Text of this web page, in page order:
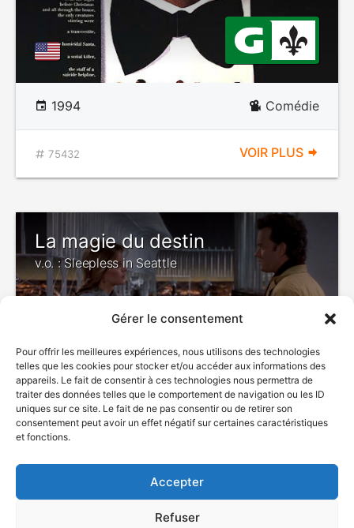
Gérer le consentement
Pour offrir les meilleures expériences, nous utilisons des technologies
telles que les cookies pour stocker et/ou accéder aux informations des
appareils. Le fait de consentir à ces technologies nous permettra de
traiter des données telles que le comportement de navigation ou les ID
uniques sur ce site. Le fait de ne pas consentir ou de retirer son
consentement peut avoir un effet négatif sur certaines caractéristiques
et fonctions.
Accepter
Refuser
1994 Comédie
75432 VOIR PLUS
La magie du destin
v.o. : Sleepless in Seattle
1993 Comédie sentimentale